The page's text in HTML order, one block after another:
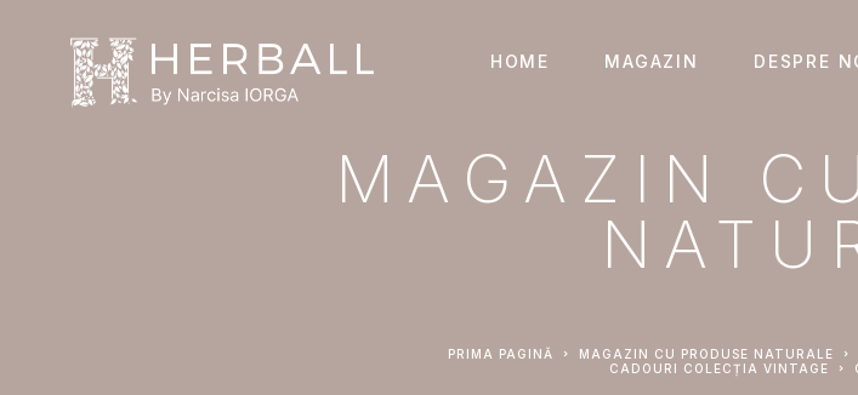
HOME MAGAZIN DESPRE
MAGAZIN
PRIMA PAGINĂ MAGAZIN CU PRODUSE NATURALE
CADOURI COLECȚIA VINTAGE